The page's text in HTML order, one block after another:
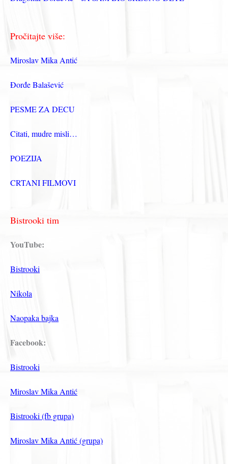
Pročitajte više:
Miroslav Mika Antić
Đorđe Balašević
PESME ZA DECU
Citati, mudre misli…
POEZIJA
CRTANI FILMOVI
Bistrooki tim
YouTube:
Bistrooki
Nikola
Naopaka bajka
Facebook:
Bistrooki
Miroslav Mika Antić
Bistrooki (fb grupa)
Miroslav Mika Antić (grupa)